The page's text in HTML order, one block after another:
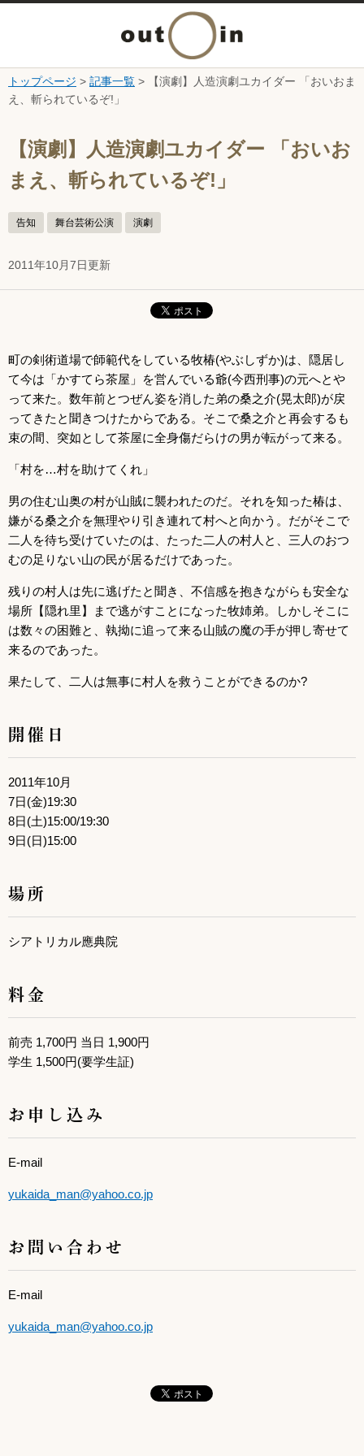
本文へ
ニ
ュ
ー
を
開
く
トップページ > 記事一覧 > 【演劇】人造演劇ユカイダー 「おいおま
え、斬られているぞ!」
【演劇】人造演劇ユカイダー 「おいお
まえ、斬られているぞ!」
告知 舞台芸術公演 演劇
2011年10月7日更新
町の剣術道場で師範代をしている牧椿(やぶしずか)は、隠居し
て今は「かすてら茶屋」を営んでいる爺(今西刑事)の元へとや
って来た。数年前とつぜん姿を消した弟の桑之介(晃太郎)が戻
ってきたと聞きつけたからである。そこで桑之介と再会するも
束の間、突如として茶屋に全身傷だらけの男が転がって来る。
「村を…村を助けてくれ」
男の住む山奥の村が山賊に襲われたのだ。それを知った椿は、
嫌がる桑之介を無理やり引き連れて村へと向かう。だがそこで
二人を待ち受けていたのは、たった二人の村人と、三人のおつ
むの足りない山の民が居るだけであった。
残りの村人は先に逃げたと聞き、不信感を抱きながらも安全な
場所【隠れ里】まで逃がすことになった牧姉弟。しかしそこに
は数々の困難と、執拗に追って来る山賊の魔の手が押し寄せて
来るのであった。
果たして、二人は無事に村人を救うことができるのか?
開催日
2011年10月
7日(金)19:30
8日(土)15:00/19:30
9日(日)15:00
場所
シアトリカル應典院
料金
前売 1,700円 当日 1,900円
学生 1,500円(要学生証)
お申し込み
E-mail
yukaida_man@yahoo.co.jp
お問い合わせ
E-mail
yukaida_man@yahoo.co.jp